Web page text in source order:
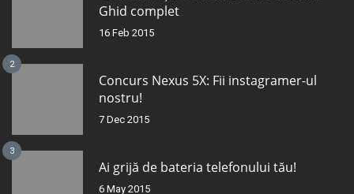
Ghid complet
16 Feb 2015
2
Concurs Nexus 5X: Fii instagramer-ul
nostru!
7 Dec 2015
3
Ai grijă de bateria telefonului tău!
6 May 2015